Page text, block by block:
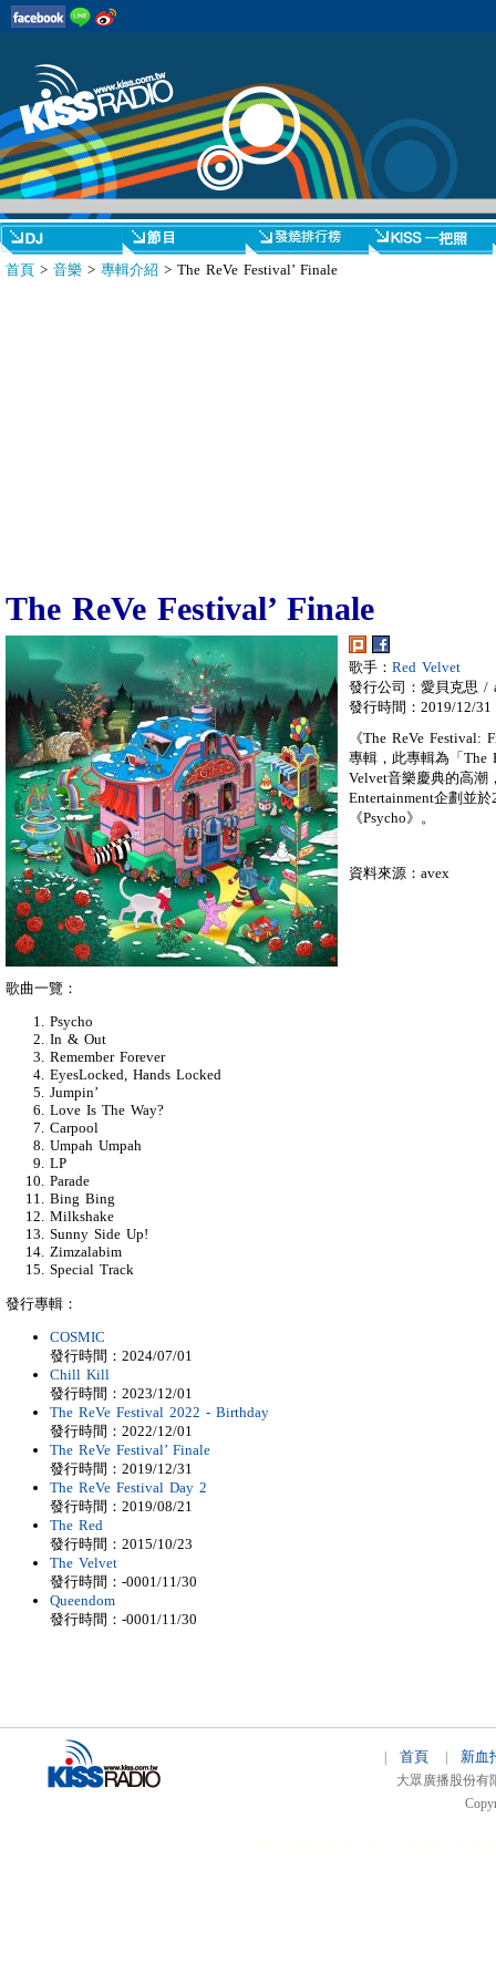
首頁 > 音樂 > 專輯介紹 > The ReVe Festival’ Finale
The ReVe Festival’ Finale
歌手： Red Velvet
發行公司：愛貝克思 /
發行時間：2019/12/31
《The ReVe Festival:
專輯，此專輯為「The
Velvet音樂慶典的高潮
Entertainment企劃並
《Psycho》。
資料來源：avex
歌曲一覽：
Psycho
In & Out
Remember Forever
EyesLocked, Hands Locked
Jumpin’
Love Is The Way?
Carpool
Umpah Umpah
LP
Parade
Bing Bing
Milkshake
Sunny Side Up!
Zimzalabim
Special Track
發行專輯：
COSMIC
發行時間：2024/07/01
Chill Kill
發行時間：2023/12/01
The ReVe Festival 2022 - Birthday
發行時間：2022/12/01
The ReVe Festival’ Finale
發行時間：2019/12/31
The ReVe Festival Day 2
發行時間：2019/08/21
The Red
發行時間：2015/10/23
The Velvet
發行時間：-0001/11/30
Queendom
發行時間：-0001/11/30
首頁 新血
大眾廣播股份有